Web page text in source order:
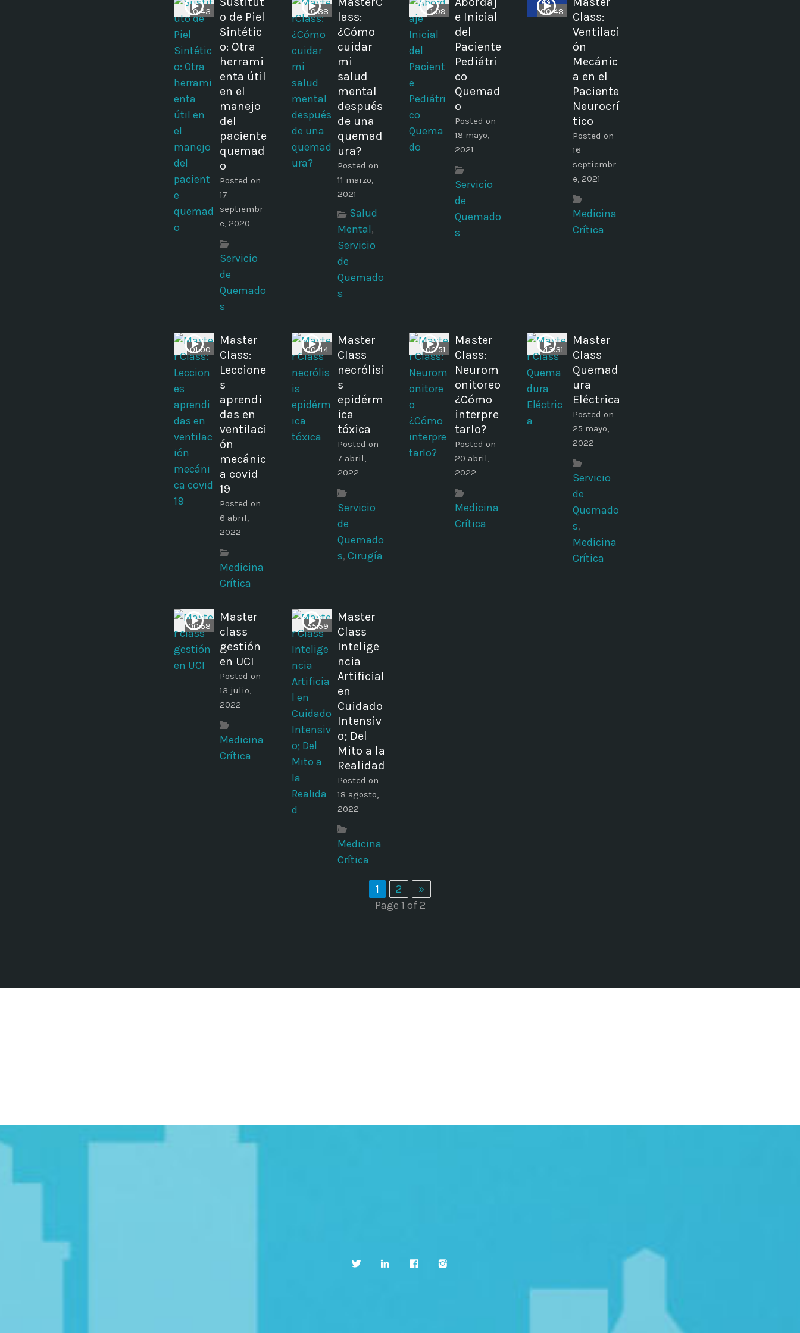
0:43
o de Piel
Sintétic
o: Otra
herrami
enta útil
en el
manejo
del
paciente
quemad
o
Posted on
17
septiembr
e, 2020
Servicio
de
Quemado
s
0:38
lass:
¿Cómo
cuidar
mi
salud
mental
después
de una
quemad
ura?
Posted on
11 marzo,
2021
Salud
Mental,
Servicio
de
Quemado
s
1:09
e Inicial
del
Paciente
Pediátri
co
Quemad
o
Posted on
18 mayo,
2021
Servicio
de
Quemado
s
00:48
Class:
Ventilaci
ón
Mecánic
a en el
Paciente
Neurocrí
tico
Posted on
16
septiembr
e, 2021
Medicina
Crítica
01:00
Master
Class:
Leccione
s
aprendi
das en
ventilaci
ón
mecánic
a covid
19
Posted on
6 abril,
2022
Medicina
Crítica
00:44
Master
Class
necrólisi
s
epidérm
ica
tóxica
Posted on
7 abril,
2022
Servicio
de
Quemado
s, Cirugía
00:51
Master
Class:
Neurom
onitoreo
¿Cómo
interpre
tarlo?
Posted on
20 abril,
2022
Medicina
Crítica
43:31
Master
Class
Quemad
ura
Eléctrica
Posted on
25 mayo,
2022
Servicio
de
Quemado
s,
Medicina
Crítica
00:58
Master
class
gestión
en UCI
Posted on
13 julio,
2022
Medicina
Crítica
55:59
Master
Class
Intelige
ncia
Artificial
en
Cuidado
Intensiv
o; Del
Mito a la
Realidad
Posted on
18 agosto,
2022
Medicina
Crítica
1 2
»
Page 1 of 2